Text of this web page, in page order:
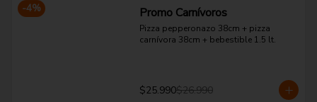
-4% Promo Carnívoros
Pizza pepperonazo 38cm + pizza
carnívora 38cm + bebestible 1.5 lt.
$25.990$26.990